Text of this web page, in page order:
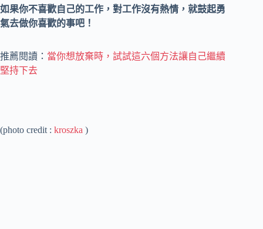
如果你不喜歡自己的工作，對工作沒有熱情，就鼓起勇
氣去做你喜歡的事吧！
推薦閱讀： 當你想放棄時，試試這六個方法讓自己繼續
堅持下去
(photo credit : kroszka )